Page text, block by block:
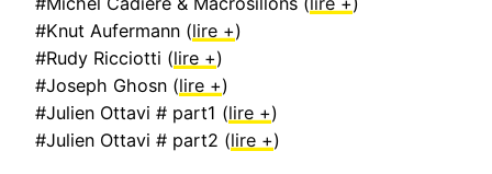
#Knut Aufermann (lire +)
#Rudy Ricciotti (lire +)
#Joseph Ghosn (lire +)
#Julien Ottavi # part1 (lire +)
#Julien Ottavi # part2 (lire +)